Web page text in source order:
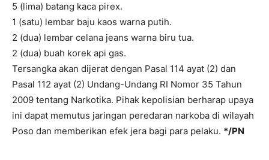
5 (lima) batang kaca pirex.
1 (satu) lembar baju kaos warna putih.
2 (dua) lembar celana jeans warna biru tua.
2 (dua) buah korek api gas.
Tersangka akan dijerat dengan Pasal 114 ayat (2) dan
Pasal 112 ayat (2) Undang-Undang RI Nomor 35 Tahun
2009 tentang Narkotika. Pihak kepolisian berharap upaya
ini dapat memutus jaringan peredaran narkoba di wilayah
Poso dan memberikan efek jera bagi para pelaku. */PN